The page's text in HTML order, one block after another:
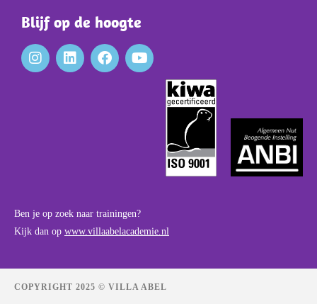
Blijf op de hoogte
Ben je op zoek naar trainingen?
Kijk dan op www.villaabelacademie.nl
COPYRIGHT 2025 © VILLA ABEL